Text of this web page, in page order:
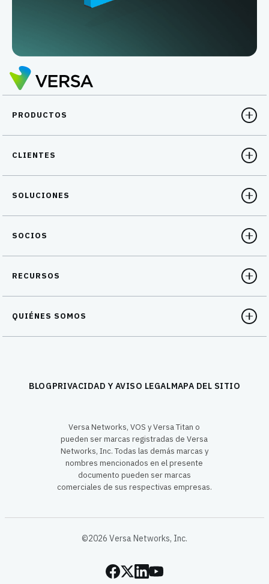
PRODUCTOS
CLIENTES
SOLUCIONES
SOCIOS
RECURSOS
QUIÉNES SOMOS
BLOGPRIVACIDAD Y AVISO LEGALMAPA DEL SITIO
Versa Networks, VOS y Versa Titan o
pueden ser marcas registradas de Versa
Networks, Inc. Todas las demás marcas y
nombres mencionados en el presente
documento pueden ser marcas
comerciales de sus respectivas empresas.
©2026 Versa Networks, Inc.